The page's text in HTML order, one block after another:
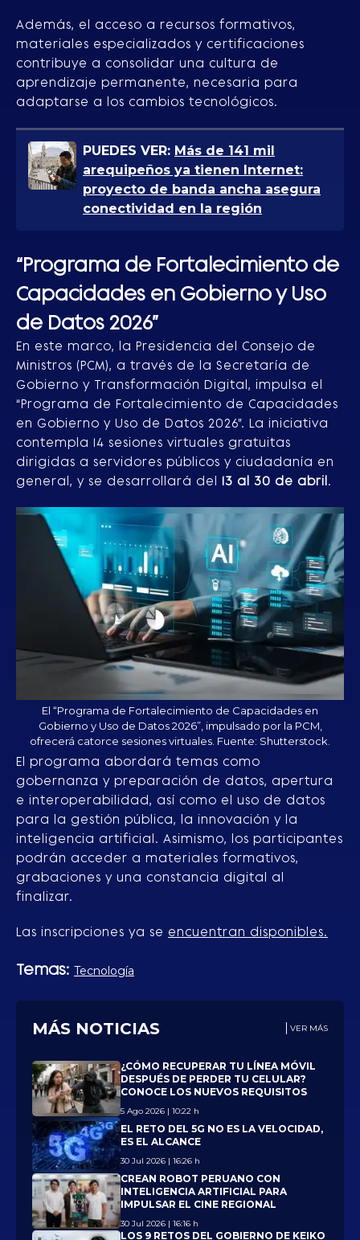
MÁS NOTICIAS VER MÁS
¿CÓMO RECUPERAR TU LÍNEA MÓVIL
DESPUÉS DE PERDER TU CELULAR?
CONOCE LOS NUEVOS REQUISITOS
5 Ago 2026 | 10:22 h
EL RETO DEL 5G NO ES LA VELOCIDAD,
ES EL ALCANCE
30 Jul 2026 | 16:26 h
CREAN ROBOT PERUANO CON
INTELIGENCIA ARTIFICIAL PARA
IMPULSAR EL CINE REGIONAL
30 Jul 2026 | 16:16 h
LOS 9 RETOS DEL GOBIERNO DE KEIKO
Además, el acceso a recursos formativos,
materiales especializados y certificaciones
contribuye a consolidar una cultura de
aprendizaje permanente, necesaria para
adaptarse a los cambios tecnológicos.
PUEDES VER: Más de 141 mil
arequipeños ya tienen Internet:
proyecto de banda ancha asegura
conectividad en la región
“Programa de Fortalecimiento de
Capacidades en Gobierno y Uso
de Datos 2026”
En este marco, la Presidencia del Consejo de
Ministros (PCM), a través de la Secretaría de
Gobierno y Transformación Digital, impulsa el
“Programa de Fortalecimiento de Capacidades
en Gobierno y Uso de Datos 2026”. La iniciativa
contempla 14 sesiones virtuales gratuitas
dirigidas a servidores públicos y ciudadanía en
general, y se desarrollará del 13 al 30 de abril.
El “Programa de Fortalecimiento de Capacidades en
Gobierno y Uso de Datos 2026”, impulsado por la PCM,
ofrecerá catorce sesiones virtuales. Fuente: Shutterstock.
El programa abordará temas como
gobernanza y preparación de datos, apertura
e interoperabilidad, así como el uso de datos
para la gestión pública, la innovación y la
inteligencia artificial. Asimismo, los participantes
podrán acceder a materiales formativos,
grabaciones y una constancia digital al
finalizar.
Las inscripciones ya se encuentran disponibles.
Temas: Tecnología